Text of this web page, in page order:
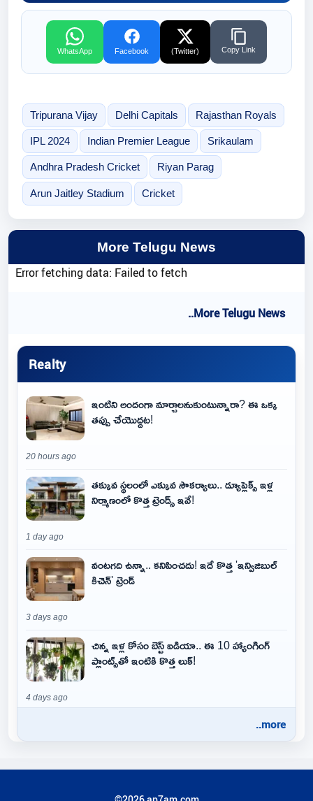
WhatsApp Facebook (Twitter) Copy Link
Tripurana Vijay Delhi Capitals Rajasthan Royals
IPL 2024 Indian Premier League Srikaulam
Andhra Pradesh Cricket Riyan Parag
Arun Jaitley Stadium Cricket
More Telugu News
Error fetching data: Failed to fetch
..More Telugu News
Realty
ఇంటిని అందంగా మార్చాలనుకుంటున్నారా? ఈ ఒక్క
తప్పు చేయొద్దట!
20 hours ago
తక్కువ స్థలంలో ఎక్కువ సౌకర్యాలు.. డ్యూప్లెక్స్ ఇళ్ల
నిర్మాణంలో కొత్త ట్రెండ్స్ ఇవే!
1 day ago
వంటగది ఉన్నా.. కనిపించదు! ఇదే కొత్త 'ఇన్విజిబుల్
కిచెన్' ట్రెండ్
3 days ago
చిన్న ఇళ్ల కోసం బెస్ట్ ఐడియా.. ఈ 10 హ్యాంగింగ్
ప్లాంట్స్‌తో ఇంటికి కొత్త లుక్!
4 days ago
..more